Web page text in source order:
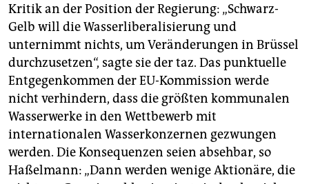
Kritik an der Position der Regierung: „Schwarz-
Gelb will die Wasserliberalisierung und
unternimmt nichts, um Veränderungen in Brüssel
durchzusetzen“, sagte sie der taz. Das punktuelle
Entgegenkommen der EU-Kommission werde
nicht verhindern, dass die größten kommunalen
Wasserwerke in den Wettbewerb mit
internationalen Wasserkonzernen gezwungen
werden. Die Konsequenzen seien absehbar, so
Haßelmann: „Dann werden wenige Aktionäre, die